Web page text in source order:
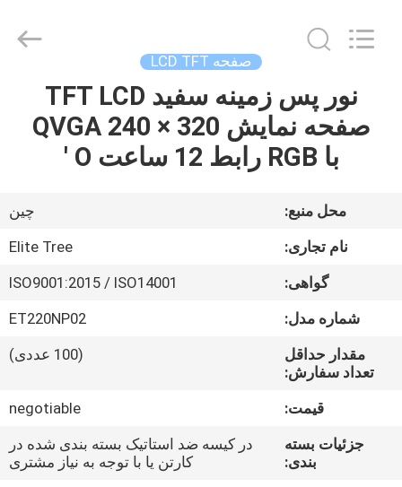
خانه
محصولات
دربارهی
کارخانه
Technology.
صفحه LCD TFT
نور پس زمینه سفید TFT LCD
صفحه نمایش QVGA 240 × 320
با RGB رابط 12 ساعت O '
محل منبع:
چین
نام تجاری:
Elite Tree
گواهی:
ISO9001:2015 / ISO14001
شماره مدل:
ET220NP02
مقدار حداقل
تعداد سفارش:
(100 عددی)
قیمت:
negotiable
جزئیات بسته
بندی:
در کیسه ضد استاتیک بسته بندی شده در
کارتن یا با توجه به نیاز مشتری